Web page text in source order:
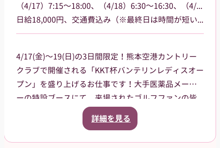
（4/17）7:15～18:00、（4/18）6:30～16:30、（4/19）6:30～15:00
日給18,000円、交通費込み（※最終日は時間が短いため16,000円）
4/17(金)～19(日)の3日間限定！熊本空港カントリー
クラブで開催される「KKT杯バンテリンレディスオー
プン」を盛り上げるお仕事です！大手医薬品メーカ
ーの特設ブースにて、来場されたゴルフファンの皆
様への声掛けや、商品（栄養ドリンク、双眼鏡、大
会グッズ）の販売、ドリンクのサンプリング（配
詳細を見る